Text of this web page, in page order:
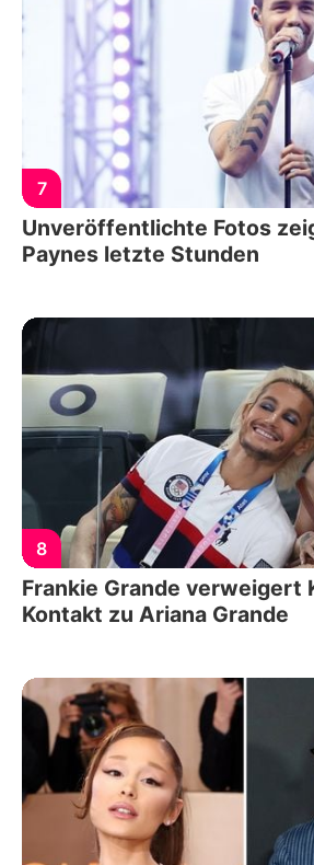
7
Unveröffentlichte Fotos
Paynes letzte Stunden
8
Frankie Grande verweigert
Kontakt zu Ariana Grande